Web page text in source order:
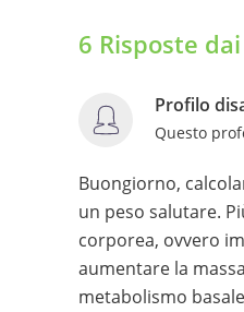
6 Risposte
Profilo
Questo
Buongiorno,
un peso salutare.
corporea, ovvero
aumentare la
metabolismo